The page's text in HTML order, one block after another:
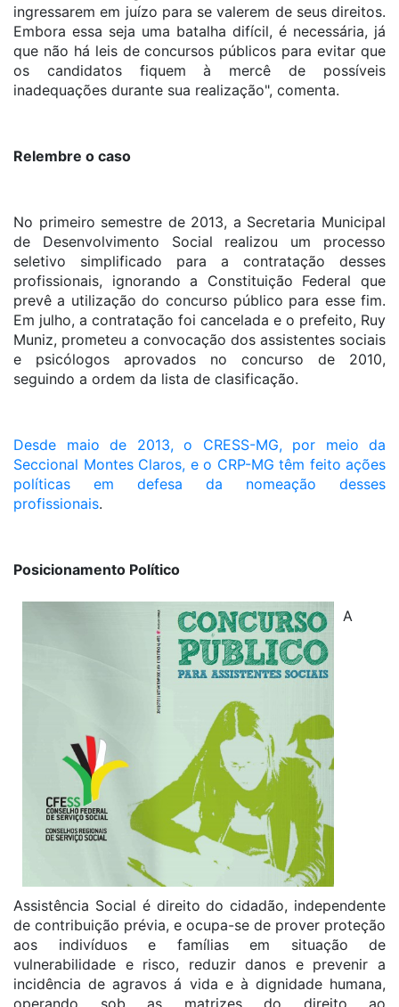
ingressarem em juízo para se valerem de seus direitos.
Embora essa seja uma batalha difícil, é necessária, já
que não há leis de concursos públicos para evitar que
os candidatos fiquem à mercê de possíveis
inadequações durante sua realização", comenta.
Relembre o caso
No primeiro semestre de 2013, a Secretaria Municipal
de Desenvolvimento Social realizou um processo
seletivo simplificado para a contratação desses
profissionais, ignorando a Constituição Federal que
prevê a utilização do concurso público para esse fim.
Em julho, a contratação foi cancelada e o prefeito, Ruy
Muniz, prometeu a convocação dos assistentes sociais
e psicólogos aprovados no concurso de 2010,
seguindo a ordem da lista de clasificação.
Desde maio de 2013, o CRESS-MG, por meio da
Seccional Montes Claros, e o CRP-MG têm feito ações
políticas em defesa da nomeação desses
profissionais.
Posicionamento Político
A
Assistência Social é direito do cidadão, independente
de contribuição prévia, e ocupa-se de prover proteção
aos indivíduos e famílias em situação de
vulnerabilidade e risco, reduzir danos e prevenir a
incidência de agravos á vida e à dignidade humana,
operando sob as matrizes do direito ao